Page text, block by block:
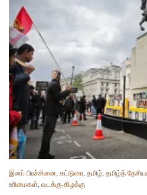
இனப் பிரச்சினை, கட்டுரை, தமிழ், தமிழ்த்
உரிமைகள், வடக்கு-கிழக்கு